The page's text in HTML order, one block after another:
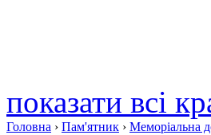
показати всі
Головна › Пам'ятник › Меморіальна